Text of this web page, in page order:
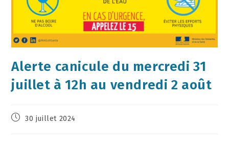
Alerte canicule du mercredi 31
juillet à 12h au vendredi 2 août
30 juillet 2024